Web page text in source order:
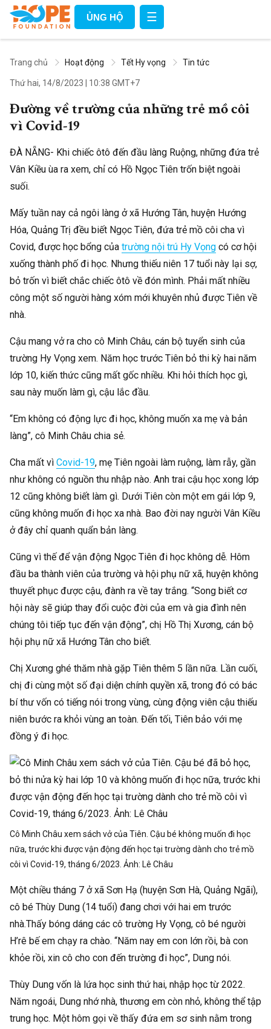
ỦNG HỘ ☰
Trang chủ Hoạt động Tết Hy vọng Tin tức
Thứ hai, 14/8/2023 10:38 GMT+7
Đường về trường của những trẻ mồ côi
vì Covid-19
ĐÀ NẴNG- Khi chiếc ôtô đến đầu làng Ruộng, những đứa trẻ
Vân Kiều ùa ra xem, chỉ có Hồ Ngọc Tiên trốn biệt ngoài
suối.
Mấy tuần nay cả ngôi làng ở xã Hướng Tân, huyện Hướng
Hóa, Quảng Trị đều biết Ngọc Tiên, đứa trẻ mồ côi cha vì
Covid, được học bổng của trường nội trú Hy Vọng có cơ hội
xuống thành phố đi học. Nhưng thiếu niên 17 tuổi này lại sợ,
bỏ trốn vì biết chắc chiếc ôtô về đón mình. Phải mất nhiều
công một số người hàng xóm mới khuyên nhủ được Tiên về
nhà.
Cậu mang vở ra cho cô Minh Châu, cán bộ tuyển sinh của
trường Hy Vọng xem. Năm học trước Tiên bỏ thi kỳ hai năm
lớp 10, kiến thức cũng mất gốc nhiều. Khi hỏi thích học gì,
sau này muốn làm gì, cậu lắc đầu.
“Em không có động lực đi học, không muốn xa mẹ và bản
làng”, cô Minh Châu chia sẻ.
Cha mất vì Covid-19, mẹ Tiên ngoài làm ruộng, làm rẫy, gần
như không có nguồn thu nhập nào. Anh trai cậu học xong lớp
12 cũng không biết làm gì. Dưới Tiên còn một em gái lớp 9,
cũng không muốn đi học xa nhà. Bao đời nay người Vân Kiều
ở đây chỉ quanh quẩn bản làng.
Cũng vì thế để vận động Ngọc Tiên đi học không dễ. Hôm
đầu ba thành viên của trường và hội phụ nữ xã, huyện không
thuyết phục được cậu, đành ra về tay trắng. “Song biết cơ
hội này sẽ giúp thay đổi cuộc đời của em và gia đình nên
chúng tôi tiếp tục đến vận động”, chị Hồ Thị Xương, cán bộ
hội phụ nữ xã Hướng Tân cho biết.
Chị Xương ghé thăm nhà gặp Tiên thêm 5 lần nữa. Lần cuối,
chị đi cùng một số đại diện chính quyền xã, trong đó có bác
bí thư vốn có tiếng nói trong vùng, cùng động viên cậu thiếu
niên bước ra khỏi vùng an toàn. Đến tối, Tiên bảo với mẹ
đồng ý đi học.
Cô Minh Châu xem sách vở của Tiên. Cậu bé không muốn đi học
nữa, trước khi được vận động đến học tại trường dành cho trẻ mồ
côi vì Covid-19, tháng 6/2023. Ảnh: Lê Châu
Một chiều tháng 7 ở xã Sơn Hạ (huyện Sơn Hà, Quảng Ngãi),
cô bé Thùy Dung (14 tuổi) đang chơi với hai em trước
nhà.Thấy bóng dáng các cô trường Hy Vọng, cô bé người
H’rê bế em chạy ra chào. “Năm nay em con lớn rồi, bà con
khỏe rồi, xin cô cho con đến trường đi học”, Dung nói.
Thùy Dung vốn là lứa học sinh thứ hai, nhập học từ 2022.
Năm ngoái, Dung nhớ nhà, thương em còn nhỏ, không thể tập
trung học. Một hôm gọi về thấy đứa em sơ sinh nằm trong